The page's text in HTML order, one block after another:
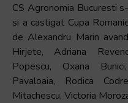
CS Agronomia Bucuresti
si a castigat Cupa
de Alexandru Marin
Hirjete, Adriana
Popescu, Oxana
Pavaloaia, Rodica
Mitachescu, Victoria